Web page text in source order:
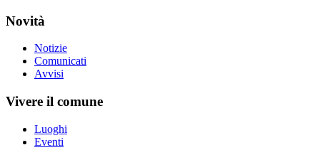
Novità
Notizie
Comunicati
Avvisi
Vivere il comune
Luoghi
Eventi